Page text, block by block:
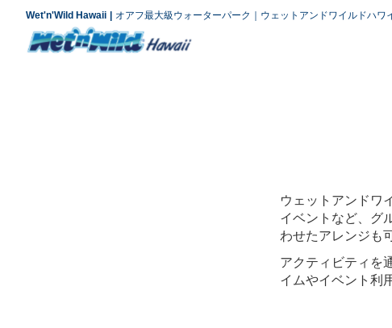
Wet'n'Wild Hawaii オアフ最大級ウォーターパーク｜ウェットアンドワイルドハワ
ウェットアンドワ
イベントなど、グ
わせたアレンジも
アクティビティを
イムやイベント利